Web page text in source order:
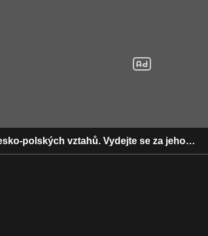
polských vztahů. Vydejte se za jeho…